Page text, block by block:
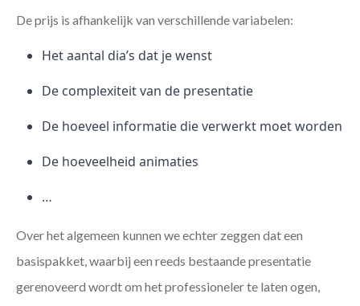
De prijs is afhankelijk van verschillende variabelen:
Het aantal dia’s dat je wenst
De complexiteit van de presentatie
De hoeveel informatie die verwerkt moet worden
De hoeveelheid animaties
…
Over het algemeen kunnen we echter zeggen dat een
basispakket, waarbij een reeds bestaande presentatie
gerenoveerd wordt om het professioneler te laten ogen,